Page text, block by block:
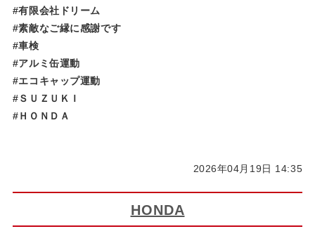
#有限会社ドリーム
#素敵なご縁に感謝です
#車検
#アルミ缶運動
#エコキャップ運動
#ＳＵＺＵＫＩ
#ＨＯＮＤＡ
2026年04月19日 14:35
HONDA